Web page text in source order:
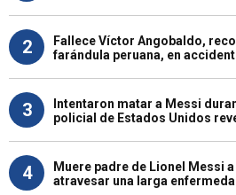
2
Fallece Víctor Angobaldo,
farándula peruana, en
3
Intentaron matar a Messi
policial de Estados Unidos
4
Muere padre de Lionel Messi
atravesar una larga